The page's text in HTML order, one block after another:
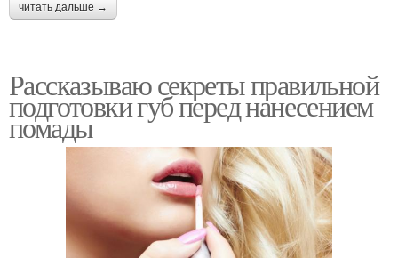
читать дальше →
Рассказываю секреты правильной
подготовки губ перед нанесением
помады